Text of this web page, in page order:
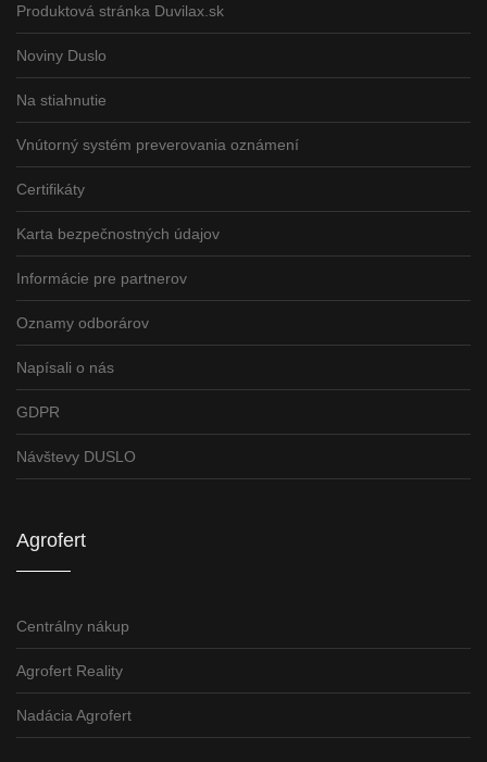
Produktová stránka Duvilax.sk
Noviny Duslo
Na stiahnutie
Vnútorný systém preverovania oznámení
Certifikáty
Karta bezpečnostných údajov
Informácie pre partnerov
Oznamy odborárov
Napísali o nás
GDPR
Návštevy DUSLO
Agrofert
Centrálny nákup
Agrofert Reality
Nadácia Agrofert